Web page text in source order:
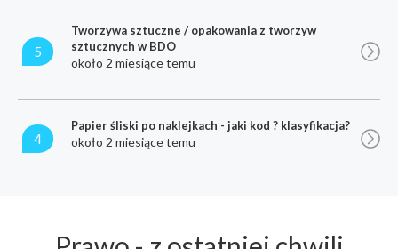
5
Tworzywa sztuczne / opakowania z tworzyw
sztucznych w BDO
około 2 miesiące temu
4
Papier śliski po naklejkach - jaki kod ? klasyfikacja?
około 2 miesiące temu